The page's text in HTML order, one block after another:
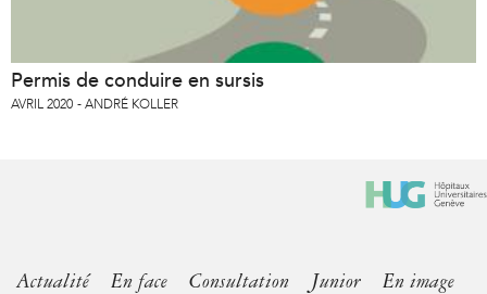
Permis de conduire en sursis
AVRIL 2020 ANDRÉ KOLLER
Actualité En face Consultation Junior En image